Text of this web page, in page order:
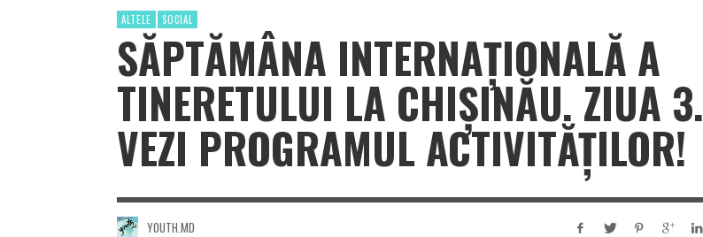
ALTELE SOCIAL
SĂPTĂMÂNA INTERNAȚIONALĂ A
TINERETULUI LA CHIȘINĂU. ZIUA 3.
VEZI PROGRAMUL ACTIVITĂȚILOR!
YOUTH.MD